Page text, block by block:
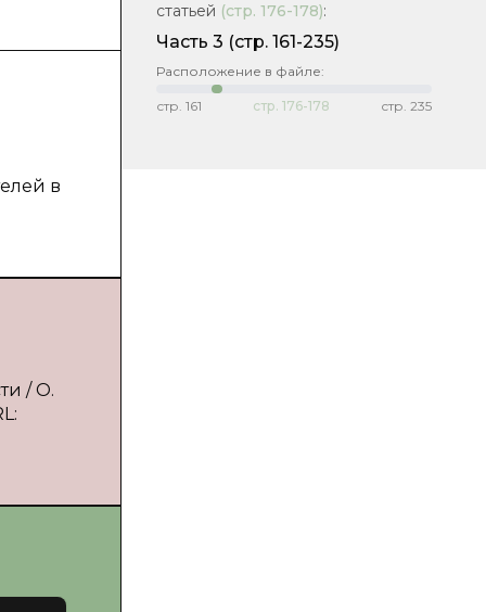
в
/ О.
статьей (стр. 176-178):
Часть 3 (стр. 161-235)
Расположение в файле:
стр. 161 стр. 176-178 стр. 235